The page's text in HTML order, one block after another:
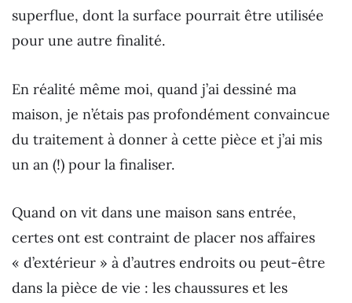
superflue, dont la surface pourrait être utilisée
pour une autre finalité.
En réalité même moi, quand j’ai dessiné ma
maison, je n’étais pas profondément convaincue
du traitement à donner à cette pièce et j’ai mis
un an (!) pour la finaliser.
Quand on vit dans une maison sans entrée,
certes ont est contraint de placer nos affaires
« d’extérieur » à d’autres endroits ou peut-être
dans la pièce de vie : les chaussures et les